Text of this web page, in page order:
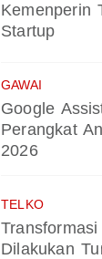
Kemenperin
Startup
GAWAI
Google
Perangkat
2026
TELKO
Dilakukan